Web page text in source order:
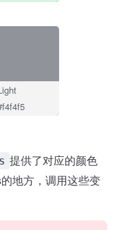
提供了对应的颜色
地方，调用这些变